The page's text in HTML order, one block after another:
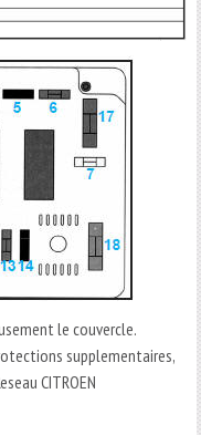
le couvercle.
supplementaires,
CITROEN